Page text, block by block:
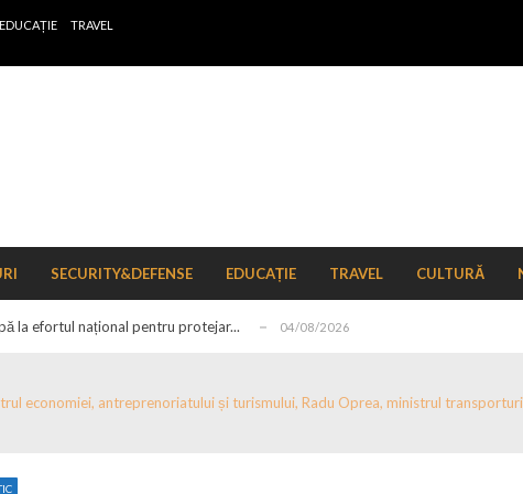
EDUCAȚIE
TRAVEL
SECURITY&DEFENSE EDUCAȚIE TRAVEL CULTURĂ
la efortul național pentru protejar... 04/08/2026
Catalogului național al zonelor pri...
de schimb ale pieței valutare în format...
tema energiei
economiei, antreprenoriatului și turismului, Radu Oprea, ministrul